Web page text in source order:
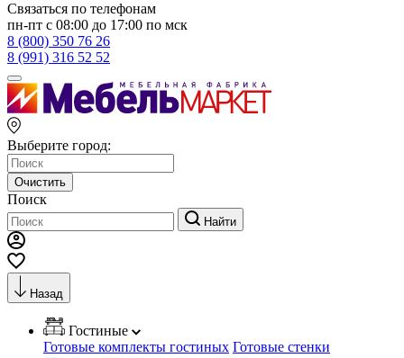
Связаться по телефонам
пн-пт с 08:00 до 17:00 по мск
8 (800) 350 76 26
8 (991) 316 52 52
Выберите город:
Очистить
Поиск
Найти
Назад
Гостиные
Готовые комплекты гостиных Готовые стенки